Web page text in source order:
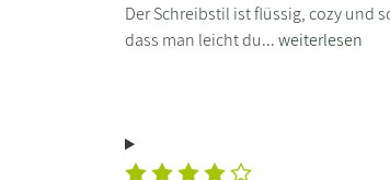
Der Schreibstil ist flüssig, cozy und
dass man leicht du...weiterlesen